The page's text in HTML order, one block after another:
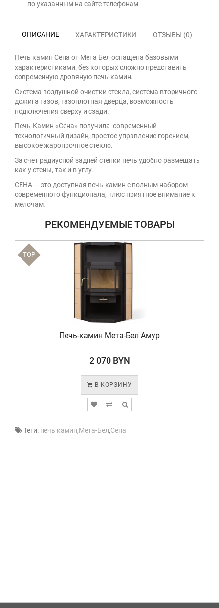
по указанным на сайте телефонам
ОПИСАНИЕ ХАРАКТЕРИСТИКИ ОТЗЫВЫ (0)
Печь камин Сена от Мета Бел оснащена базовыми
характеристиками, без которых сложно представить
современную дровяную печь-камин.
Система воздушной очистки стекла, система вторичного
дожига газов, газоплотная дверца, возможность
подключения сверху и сзади.
Печь-Камин «Сена» получила современный
технологичный дизайн, простое управление горением,
высокое жаропрочное стекло.
За счет радиусной задней стенки печь удобно размещать
как у стены, так и в углу.
СЕНА — это доступная печь-камин с полным набором
современного функционала, плюс приятное внимание к
мелочам.
РЕКОМЕНДУЕМЫЕ ТОВАРЫ
TOP
Печь-камин Мета-Бел Амур
2 070 BYN
В КОРЗИНУ
Теги: печь камин,Мета-Бел,Сена